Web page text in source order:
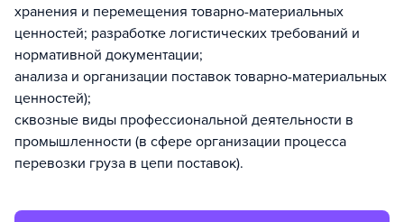
хранения и перемещения товарно-материальных
ценностей; разработке логистических требований и
нормативной документации;
анализа и организации поставок товарно-материальных
ценностей);
сквозные виды профессиональной деятельности в
промышленности (в сфере организации процесса
перевозки груза в цепи поставок).